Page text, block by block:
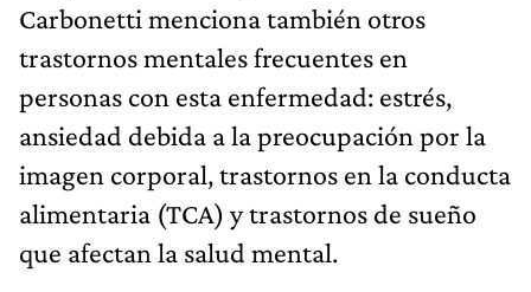
Carbonetti menciona también otros
trastornos mentales frecuentes en
personas con esta enfermedad: estrés,
ansiedad debida a la preocupación por la
imagen corporal, trastornos en la conducta
alimentaria (TCA) y trastornos de sueño
que afectan la salud mental.